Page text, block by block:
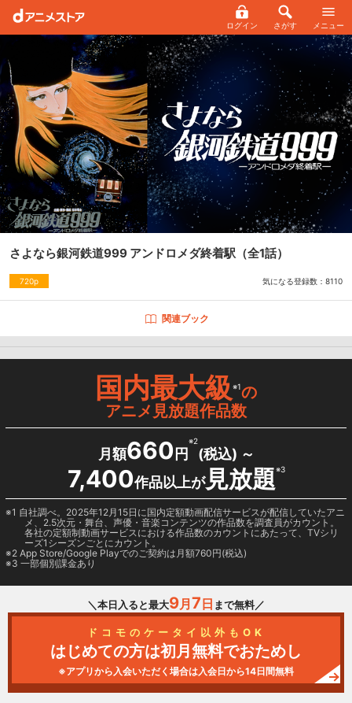
ログイン さがす メニュー
さよなら銀河鉄道999 アンドロメダ終着駅 （全1話）
720p 気になる登録数： 8110
関連ブック
国内最大級※1の
アニメ見放題作品数
月額660 円
※2
(税込) ～
7,400作品以上が見放題※3
1 自社調べ。2025年12月15日に国内定額動画配信サービスが配信していたアニ
メ、2.5次元・舞台、声優・音楽コンテンツの作品数を調査員がカウント。
各社の定額制動画サービスにおける作品数のカウントにあたって、TVシリ
ーズ1シーズンごとにカウント。
2 App Store/Google Playでのご契約は月額760円(税込)
3 一部個別課金あり
＼本日入ると最大9月 7 日 まで無料／
ドコモのケータイ以外もOK
はじめての方は初月無料でおためし
※アプリから入会いただく場合は入会日から14日間無料